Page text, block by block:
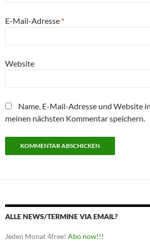
E-Mail-Adresse *
Website
Name, E-Mail-Adresse und Website
meinen nächsten Kommentar speichern.
ALLE NEWS/TERMINE VIA EMAIL?
Jeden Monat 4free! Abo now!!!